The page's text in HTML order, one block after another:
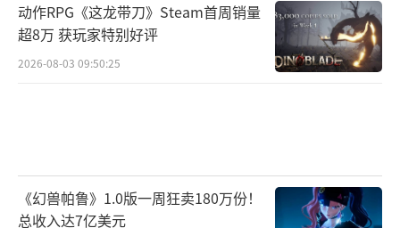
动作RPG《这龙带刀》Steam首周销量
超8万 获玩家特别好评
2026-08-03 09:50:25
《幻兽帕鲁》1.0版一周狂卖180万份！
总收入达7亿美元